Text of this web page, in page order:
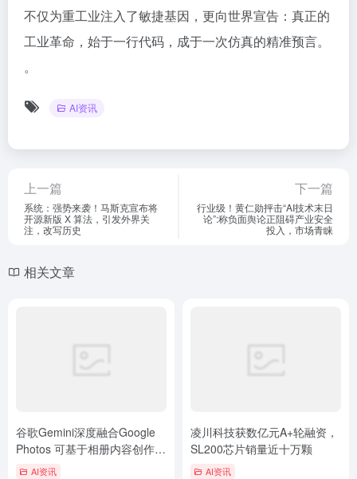
不仅为重工业注入了敏捷基因，更向世界宣告：真正的
工业革命，始于一行代码，成于一次仿真的精准预言。
。
AI资讯
上一篇
系统：强势来袭！​马斯克宣布将
开源新版 X 算法，引发外界关
注，改写历史
下一篇
行业级！黄仁勋抨击“AI技术末日
论”:称负面舆论正阻碍产业安全
投入，市场青睐
相关文章
谷歌Gemini深度融合Google
Photos 可基于相册内容创作定
制化AI图像
AI资讯
凌川科技获数亿元A+轮融资，
SL200芯片销量近十万颗
AI资讯